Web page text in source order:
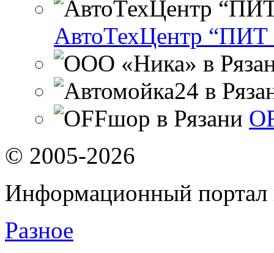
АвтоТехЦентр
© 2005-2026
Информационный портал
Разное